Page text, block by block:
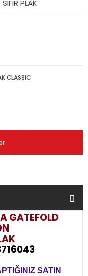
PLAK
CLASSIC
GATEFOLD
SATIN